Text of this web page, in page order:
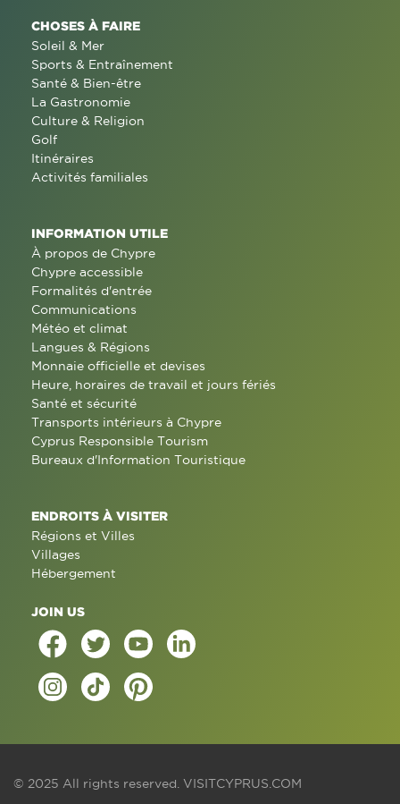
CHOSES À FAIRE
Soleil & Mer
Sports & Entraînement
Santé & Bien-être
La Gastronomie
Culture & Religion
Golf
Itinéraires
Activités familiales
INFORMATION UTILE
À propos de Chypre
Chypre accessible
Formalités d'entrée
Communications
Météo et climat
Langues & Régions
Monnaie officielle et devises
Heure, horaires de travail et jours fériés
Santé et sécurité
Transports intérieurs à Chypre
Cyprus Responsible Tourism
Bureaux d'Information Touristique
ENDROITS À VISITER
Régions et Villes
Villages
Hébergement
JOIN US
© 2025 All rights reserved. VISITCYPRUS.COM